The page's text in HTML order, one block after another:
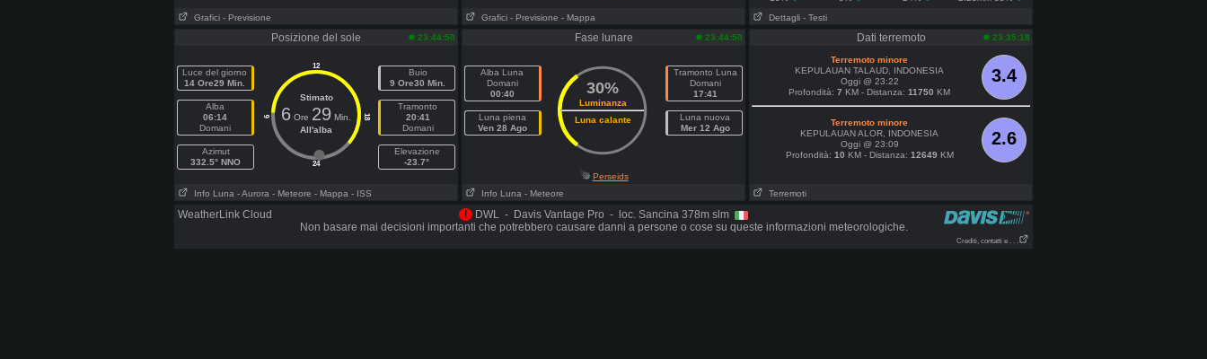
Grafici - Previsione Grafici - Previsione - Mappa
Dettagli - Testi
Posizione del sole 23:44:50
Luce del giorno
14 Ore29 Min.
Alba
06:14
Domani
Azimut
332.5° NNO
12
24
6 18
Stimato
6 Ore 29 Min.
All'alba
Buio
9 Ore30 Min.
Tramonto
20:41
Domani
Elevazione
-23.7°
Info Luna - Aurora - Meteore - Mappa - ISS
Fase lunare 23:44:50
Alba Luna
Domani
00:40
Luna piena
Ven 28 Ago
30%
Luminanza
Luna calante
Tramonto Luna
Domani
17:41
Luna nuova
Mer 12 Ago
Perseids
Info Luna - Meteore
Dati terremoto 23:35:18
3.4
Terremoto minore
KEPULAUAN TALAUD, INDONESIA
Oggi @ 23:22
Profondità: 7 KM - Distanza: 11750 KM
2.6
Terremoto minore
KEPULAUAN ALOR, INDONESIA
Oggi @ 23:09
Profondità: 10 KM - Distanza: 12649 KM
Terremoti
WeatherLink Cloud ! DWL - Davis Vantage Pro - loc. Sancina 378m slm
Non basare mai decisioni importanti che potrebbero causare danni a persone o cose su queste informazioni meteorologiche.
Crediti, contatti e . . .